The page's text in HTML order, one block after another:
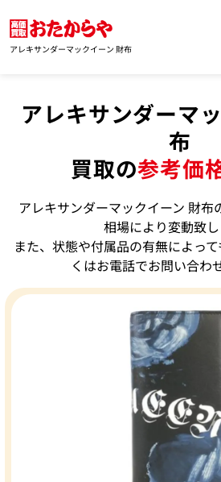
アレキサンダーマックイーン 財布
アレキサンダーマ
布
買取の参考価
アレキサンダーマックイーン 財布
相場により変動致し
また、状態や付属品の有無によっ
くはお電話でお問い合わ